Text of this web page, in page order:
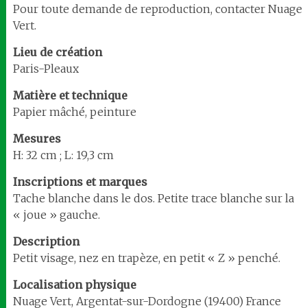
Pour toute demande de reproduction, contacter Nuage
Vert.
Lieu de création
Paris-Pleaux
Matière et technique
Papier mâché, peinture
Mesures
H: 32 cm ; L: 19,3 cm
Inscriptions et marques
Tache blanche dans le dos. Petite trace blanche sur la
« joue » gauche.
Description
Petit visage, nez en trapèze, en petit « Z » penché.
Localisation physique
Nuage Vert, Argentat-sur-Dordogne (19400) France